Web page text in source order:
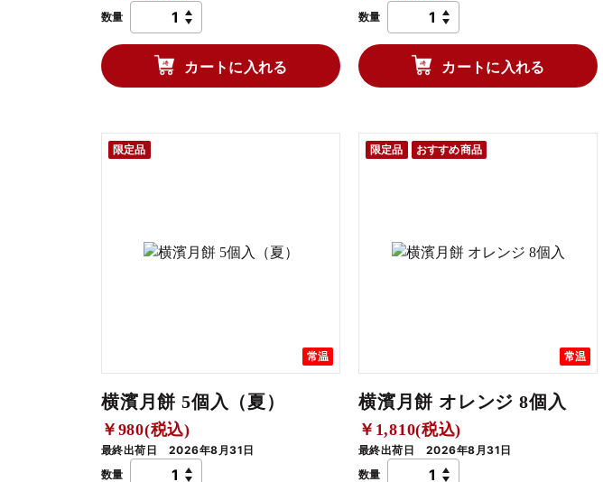
数量
カートに入れる
数量
カートに入れる
限定品
常温
横濱月餅 5個入（夏）
￥980(税込)
最終出荷日 2026年8月31日
数量
限定品 おすすめ商品
常温
横濱月餅 オレンジ 8個入
￥1,810(税込)
最終出荷日 2026年8月31日
数量